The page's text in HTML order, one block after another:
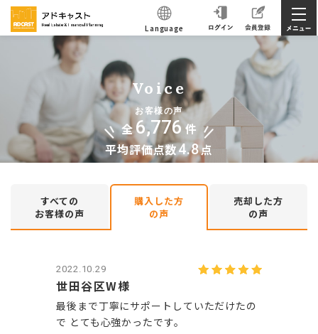
Language
Voice
お客様の声
全 6,776 件
平均評価点数4.8点
すべての
お客様の声
購入した方
の声
売却した方
の声
2022.10.29
世田谷区W様
最後まで丁寧にサポートしていただけたの
で とても心強かったです。